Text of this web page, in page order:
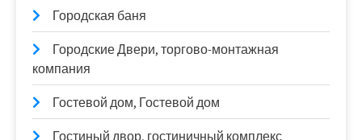
Городская баня
Городские Двери, торгово-монтажная
компания
Гостевой дом, Гостевой дом
Гостиный двор, гостиничный комплекс